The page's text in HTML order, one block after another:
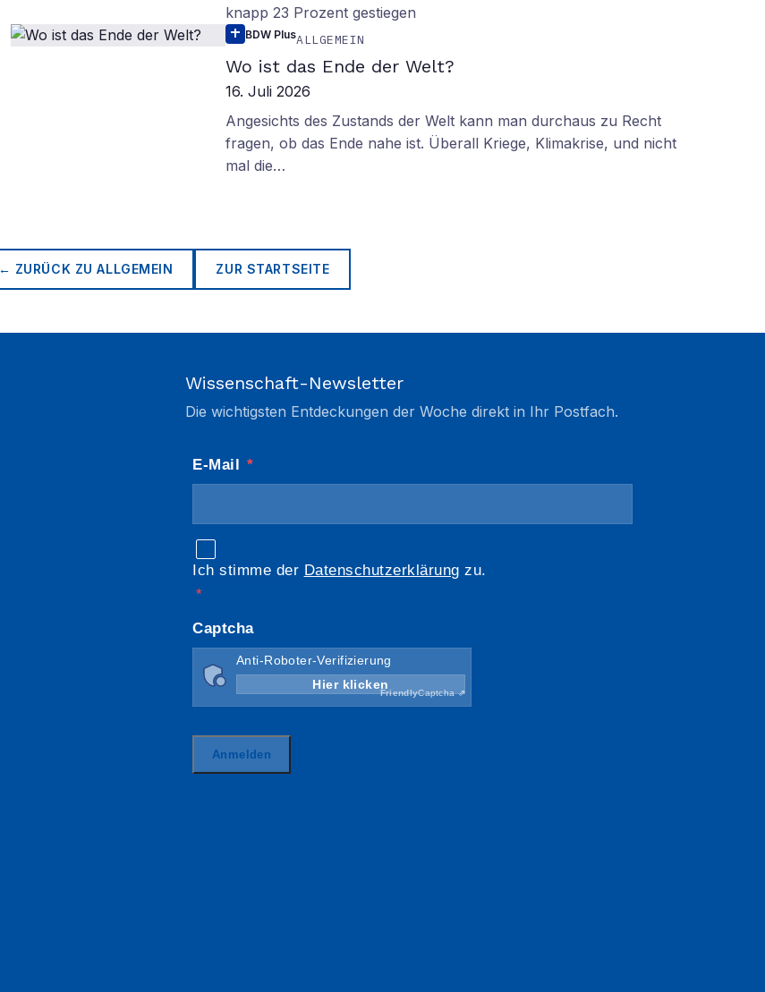
knapp 23 Prozent gestiegen
BDW PlusALLGEMEIN
Wo ist das Ende der Welt?
16. Juli 2026
Angesichts des Zustands der Welt kann man durchaus zu Recht
fragen, ob das Ende nahe ist. Überall Kriege, Klimakrise, und nicht
mal die…
← ZURÜCK ZUALLGEMEIN ZUR STARTSEITE
Wissenschaft-Newsletter
Die wichtigsten Entdeckungen der Woche direkt in Ihr Postfach.